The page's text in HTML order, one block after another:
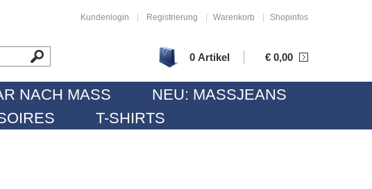
Kundenlogin Registrierung Warenkorb Shopinfos
0 Artikel € 0,00
NACH MASS
NEU: MASSJEANS
T-SHIRTS